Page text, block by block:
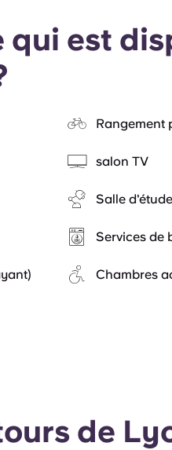
qui est
Rangement
salon TV
Salle d'étude
Services de
Chambres
de